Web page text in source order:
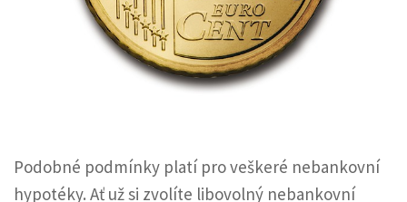
Podobné podmínky platí pro veškeré nebankovní
hypotéky. Ať už si zvolíte libovolný nebankovní